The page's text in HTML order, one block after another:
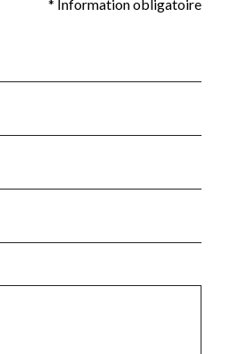
* Information obligatoire